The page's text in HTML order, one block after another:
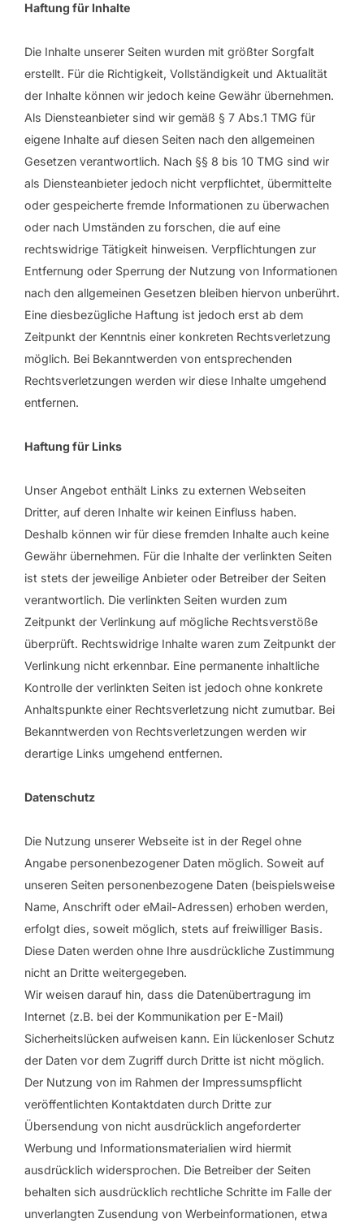
Haftung für Inhalte
Die Inhalte unserer Seiten wurden mit größter Sorgfalt
erstellt. Für die Richtigkeit, Vollständigkeit und Aktualität
der Inhalte können wir jedoch keine Gewähr übernehmen.
Als Diensteanbieter sind wir gemäß § 7 Abs.1 TMG für
eigene Inhalte auf diesen Seiten nach den allgemeinen
Gesetzen verantwortlich. Nach §§ 8 bis 10 TMG sind wir
als Diensteanbieter jedoch nicht verpflichtet, übermittelte
oder gespeicherte fremde Informationen zu überwachen
oder nach Umständen zu forschen, die auf eine
rechtswidrige Tätigkeit hinweisen. Verpflichtungen zur
Entfernung oder Sperrung der Nutzung von Informationen
nach den allgemeinen Gesetzen bleiben hiervon unberührt.
Eine diesbezügliche Haftung ist jedoch erst ab dem
Zeitpunkt der Kenntnis einer konkreten Rechtsverletzung
möglich. Bei Bekanntwerden von entsprechenden
Rechtsverletzungen werden wir diese Inhalte umgehend
entfernen.
Haftung für Links
Unser Angebot enthält Links zu externen Webseiten
Dritter, auf deren Inhalte wir keinen Einfluss haben.
Deshalb können wir für diese fremden Inhalte auch keine
Gewähr übernehmen. Für die Inhalte der verlinkten Seiten
ist stets der jeweilige Anbieter oder Betreiber der Seiten
verantwortlich. Die verlinkten Seiten wurden zum
Zeitpunkt der Verlinkung auf mögliche Rechtsverstöße
überprüft. Rechtswidrige Inhalte waren zum Zeitpunkt der
Verlinkung nicht erkennbar. Eine permanente inhaltliche
Kontrolle der verlinkten Seiten ist jedoch ohne konkrete
Anhaltspunkte einer Rechtsverletzung nicht zumutbar. Bei
Bekanntwerden von Rechtsverletzungen werden wir
derartige Links umgehend entfernen.
Datenschutz
Die Nutzung unserer Webseite ist in der Regel ohne
Angabe personenbezogener Daten möglich. Soweit auf
unseren Seiten personenbezogene Daten (beispielsweise
Name, Anschrift oder eMail-Adressen) erhoben werden,
erfolgt dies, soweit möglich, stets auf freiwilliger Basis.
Diese Daten werden ohne Ihre ausdrückliche Zustimmung
nicht an Dritte weitergegeben.
Wir weisen darauf hin, dass die Datenübertragung im
Internet (z.B. bei der Kommunikation per E-Mail)
Sicherheitslücken aufweisen kann. Ein lückenloser Schutz
der Daten vor dem Zugriff durch Dritte ist nicht möglich.
Der Nutzung von im Rahmen der Impressumspflicht
veröffentlichten Kontaktdaten durch Dritte zur
Übersendung von nicht ausdrücklich angeforderter
Werbung und Informationsmaterialien wird hiermit
ausdrücklich widersprochen. Die Betreiber der Seiten
behalten sich ausdrücklich rechtliche Schritte im Falle der
unverlangten Zusendung von Werbeinformationen, etwa